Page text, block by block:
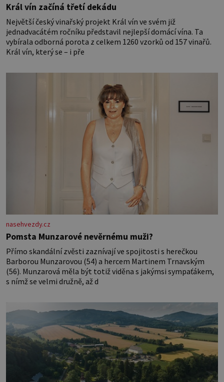
Král vín začíná třetí dekádu
Největší český vinařský projekt Král vín ve svém již
jednadvacátém ročníku představil nejlepší domácí vína. Ta
vybírala odborná porota z celkem 1260 vzorků od 157 vinařů.
Král vín, který se – i pře
nasehvezdy.cz
Pomsta Munzarové nevěrnému muži?
Přímo skandální zvěsti zaznívají ve spojitosti s herečkou
Barborou Munzarovou (54) a hercem Martinem Trnavským
(56). Munzarová měla být totiž viděna s jakýmsi sympaťákem,
s nímž se velmi družně, až d